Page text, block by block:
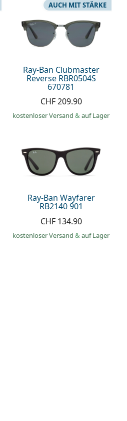
Ray-Ban Clubmaster
Reverse RBR0504S
670781
AUCH MIT STÄRKE
CHF 209.90
kostenloser Versand& auf Lager
Ray-Ban Wayfarer
RB2140 901
CHF 134.90
kostenloser Versand& auf Lager